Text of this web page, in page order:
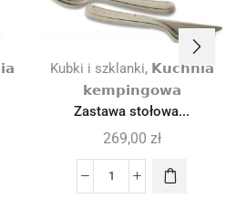
Kubki i szklanki, 𝗞𝘂𝗰𝗵𝗻𝗶𝗮
𝗸𝗲𝗺𝗽𝗶𝗻𝗴𝗼𝘄𝗮
Zastawa stołowa...
269,00 zł